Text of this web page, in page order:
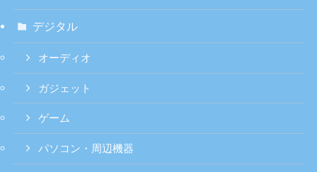
デジタル
オーディオ
ガジェット
ゲーム
パソコン・周辺機器